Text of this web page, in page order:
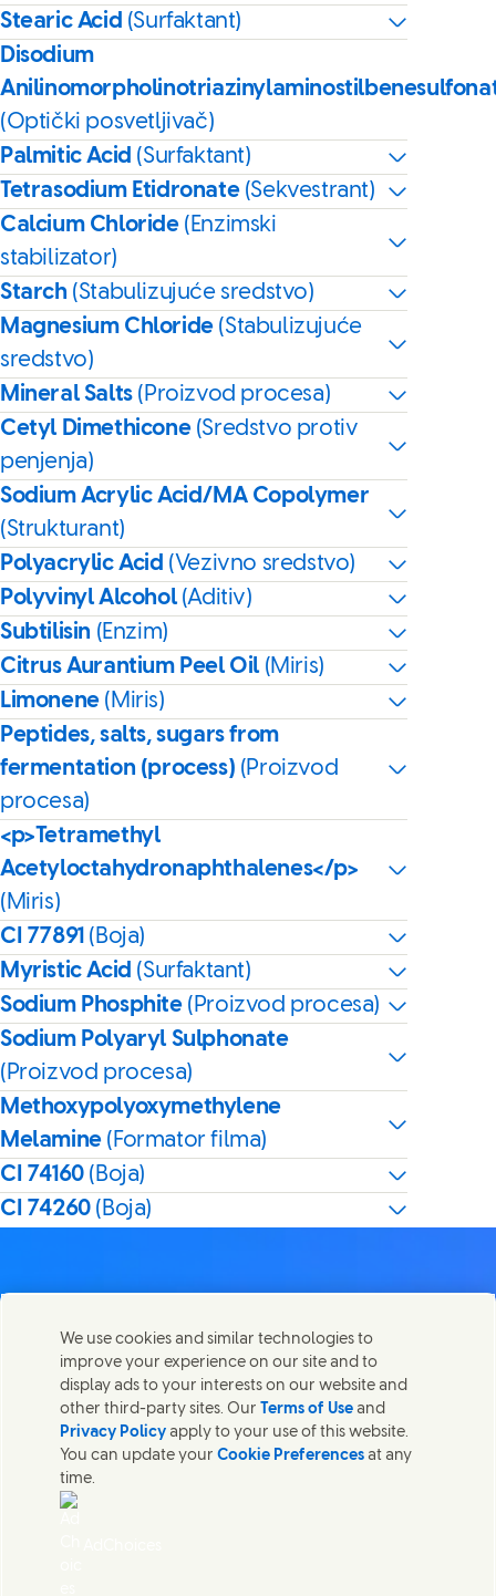
Stearic Acid (Surfaktant)
Disodium
(Optički posvetljivač)
Palmitic Acid (Surfaktant)
Tetrasodium Etidronate (Sekvestrant)
Calcium Chloride (Enzimski
stabilizator)
Starch (Stabulizujuće sredstvo)
Magnesium Chloride (Stabulizujuće
sredstvo)
Mineral Salts (Proizvod procesa)
Cetyl Dimethicone (Sredstvo protiv
penjenja)
Sodium Acrylic Acid/MA Copolymer
(Strukturant)
Polyacrylic Acid (Vezivno sredstvo)
Polyvinyl Alcohol(Aditiv)
Subtilisin (Enzim)
Citrus Aurantium Peel Oil (Miris)
Limonene (Miris)
Peptides, salts, sugars from
fermentation (process) (Proizvod
procesa)
<p>Tetramethyl
Acetyloctahydronaphthalenes</p>
(Miris)
CI 77891 (Boja)
Myristic Acid (Surfaktant)
Sodium Phosphite (Proizvod procesa)
Sodium Polyaryl Sulphonate
(Proizvod procesa)
Methoxypolyoxymethylene
Melamine (Formator filma)
CI 74160 (Boja)
CI 74260 (Boja)
Share this page
Share this page on Facebook
Share this page on X
Share this page on Linked In
Share this page on E-mail
Kontaktirajte nas
Stupite u kontakt sa Unilever PLC i specijalističkim
timovima u našem sedištu, ili pronađite kontakte širom
We use cookies and similar technologies to
improve your experience on our site and to
display ads to your interests on our website and
other third-party sites. Our Terms of Use and
Privacy Policy apply to your use of this website.
You can update yourCookie Preferences at any
time.